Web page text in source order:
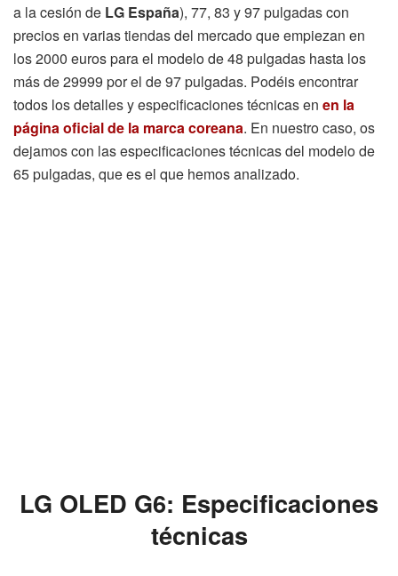
a la cesión de LG España), 77, 83 y 97 pulgadas con
precios en varias tiendas del mercado que empiezan en
los 2000 euros para el modelo de 48 pulgadas hasta los
más de 29999 por el de 97 pulgadas. Podéis encontrar
todos los detalles y especificaciones técnicas en en la
página oficial de la marca coreana. En nuestro caso, os
dejamos con las especificaciones técnicas del modelo de
65 pulgadas, que es el que hemos analizado.
LG OLED G6: Especificaciones
técnicas